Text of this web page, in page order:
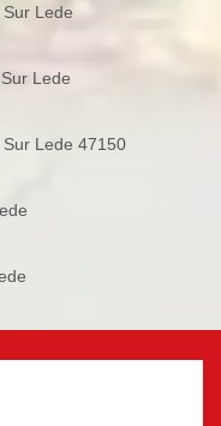
Lede
Lede
Lede 47150